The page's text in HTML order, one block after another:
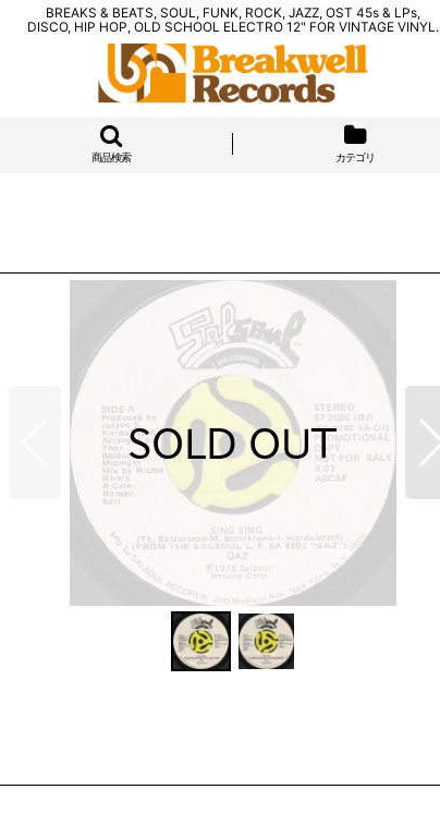
BREAKS & BEATS, SOUL, FUNK, ROCK, JAZZ, OST 45s & LPs,
DISCO, HIP HOP, OLD SCHOOL ELECTRO 12" FOR VINTAGE VINYL.
商品検索 カテゴリ